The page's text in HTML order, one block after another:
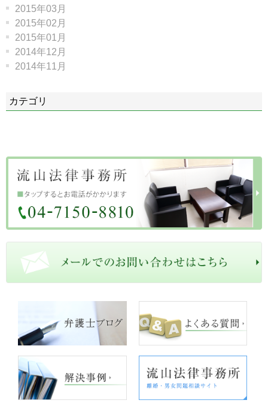
2015年03月
2015年02月
2015年01月
2014年12月
2014年11月
カテゴリ